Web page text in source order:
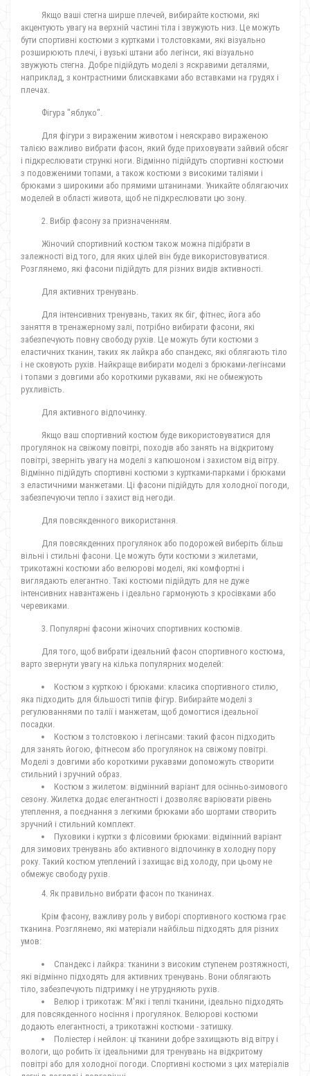
Якщо ваші стегна ширше плечей, вибирайте костюми, які
акцентують увагу на верхній частині тіла і звужують низ. Це можуть
бути спортивні костюми з куртками і толстовками, які візуально
розширюють плечі, і вузькі штани або легінси, які візуально
звужують стегна. Добре підійдуть моделі з яскравими деталями,
наприклад, з контрастними блискавками або вставками на грудях і
плечах.
Фігура "яблуко".
Для фігури з вираженим животом і неяскраво вираженою
талією важливо вибрати фасон, який буде приховувати зайвий обсяг
і підкреслювати стрункі ноги. Відмінно підійдуть спортивні костюми
з подовженими топами, а також костюми з високими таліями і
брюками з широкими або прямими штанинами. Уникайте облягаючих
моделей в області живота, щоб не підкреслювати цю зону.
2. Вибір фасону за призначенням.
Жіночий спортивний костюм також можна підібрати в
залежності від того, для яких цілей він буде використовуватися.
Розглянемо, які фасони підійдуть для різних видів активності.
Для активних тренувань.
Для інтенсивних тренувань, таких як біг, фітнес, йога або
заняття в тренажерному залі, потрібно вибирати фасони, які
забезпечують повну свободу рухів. Це можуть бути костюми з
еластичних тканин, таких як лайкра або спандекс, які облягають тіло
і не сковують рухів. Найкраще вибирати моделі з брюками-легінсами
і топами з довгими або короткими рукавами, які не обмежують
рухливість.
Для активного відпочинку.
Якщо ваш спортивний костюм буде використовуватися для
прогулянок на свіжому повітрі, походів або занять на відкритому
повітрі, зверніть увагу на моделі з капюшоном і захистом від вітру.
Відмінно підійдуть спортивні костюми з куртками-парками і брюками
з еластичними манжетами. Ці фасони підійдуть для холодної погоди,
забезпечуючи тепло і захист від негоди.
Для повсякденного використання.
Для повсякденних прогулянок або подорожей виберіть більш
вільні і стильні фасони. Це можуть бути костюми з жилетами,
трикотажні костюми або велюрові моделі, які комфортні і
виглядають елегантно. Такі костюми підійдуть для не дуже
інтенсивних навантажень і ідеально гармонують з кросівками або
черевиками.
3. Популярні фасони жіночих спортивних костюмів.
Для того, щоб вибрати ідеальний фасон спортивного костюма,
варто звернути увагу на кілька популярних моделей:
Костюм з курткою і брюками: класика спортивного стилю,
яка підходить для більшості типів фігур. Вибирайте моделі з
регулюваннями по талії і манжетам, щоб домогтися ідеальної
посадки.
Костюм з толстовкою і легінсами: такий фасон підходить
для занять йогою, фітнесом або прогулянок на свіжому повітрі.
Моделі з довгими або короткими рукавами допоможуть створити
стильний і зручний образ.
Костюм з жилетом: відмінний варіант для осінньо-зимового
сезону. Жилетка додає елегантності і дозволяє варіювати рівень
утеплення, а поєднання з легкими брюками або шортами створить
зручний і стильний комплект.
Пуховики і куртки з флісовими брюками: відмінний варіант
для зимових тренувань або активного відпочинку в холодну пору
року. Такий костюм утеплений і захищає від холоду, при цьому не
обмежує свободу рухів.
4. Як правильно вибрати фасон по тканинах.
Крім фасону, важливу роль у виборі спортивного костюма грає
тканина. Розглянемо, які матеріали найбільш підходять для різних
умов:
Спандекс і лайкра: тканини з високим ступенем розтяжності,
які відмінно підходять для активних тренувань. Вони облягають
тіло, забезпечують підтримку і не утрудняють рухів.
Велюр і трикотаж: М'які і теплі тканини, ідеально підходять
для повсякденного носіння і прогулянок. Велюрові костюми
додають елегантності, а трикотажні костюми - затишку.
Поліестер і нейлон: ці тканини добре захищають від вітру і
вологи, що робить їх ідеальними для тренувань на відкритому
повітрі або для холодної погоди. Спортивні костюми з цих матеріалів